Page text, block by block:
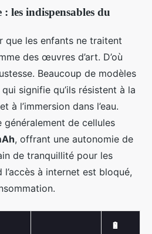
les indispensables du
que les enfants ne traitent
des œuvres d’art. D’où
Beaucoup de modèles
qui signifie qu’ils résistent à la
à l’immersion dans l’eau.
de cellules
, offrant une autonomie de
de tranquillité pour les
à internet est bloqué,
🔋